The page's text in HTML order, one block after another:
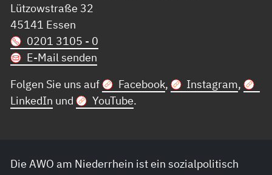
Lützowstraße 32
45141 Essen
0201 3105 - 0
E-Mail senden
Folgen Sie uns auf
Facebook, Instagram,
LinkedIn und YouTube.
Die AWO am Niederrhein ist ein sozialpolitisch